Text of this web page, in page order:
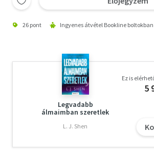
26 pont Ingyenes átvétel Bookline boltokban
Legvadabb
álmaimban szeretlek
L. J. Shen
Ez is
5